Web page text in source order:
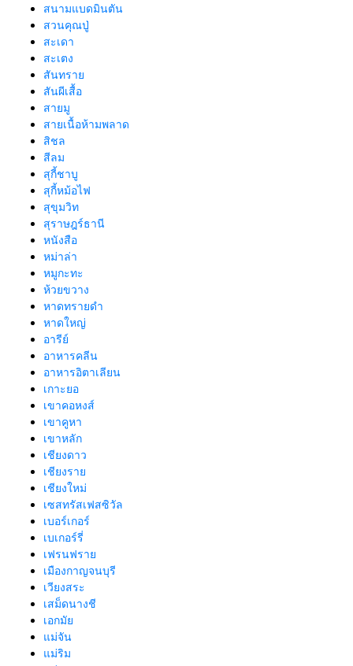
สนามแบดมินตัน
สวนคุณปู่
สะเดา
สะเตง
สันทราย
สันผีเสื้อ
สายมู
สายเนื้อห้ามพลาด
สิชล
สีลม
สุกี้ชาบู
สุกี้หม้อไฟ
สุขุมวิท
สุราษฎร์ธานี
หนังสือ
หม่าล่า
หมูกะทะ
ห้วยขวาง
หาดทรายดำ
หาดใหญ่
อารีย์
อาหารคลีน
อาหารอิตาเลียน
เกาะยอ
เขาคอหงส์
เขาคูหา
เขาหลัก
เชียงดาว
เชียงราย
เชียงใหม่
เซสทรัสเฟสซิวัล
เบอร์เกอร์
เบเกอร์รี่
เฟรนฟราย
เมืองกาญจนบุรี
เวียงสระ
เสม็ดนางชี
เอกมัย
แม่จัน
แม่ริม